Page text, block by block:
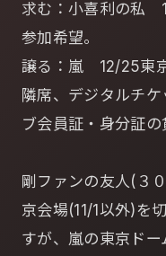
求む：小喜利の私
参加希望。
譲る：嵐 12/25東
隣席、デジタルチ
ブ会員証・身分証の
剛ファンの友人(３
京会場(11/1以外)を
すが、嵐の東京ドー